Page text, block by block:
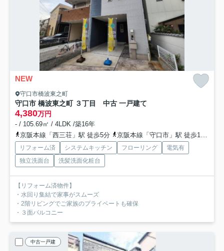
NEW
守口市橋波東之町
守口市 橋波東之町 ３丁目 中古 一戸建て
4,380万円
- / 105.69㎡ / 4LDK /築16年
京阪本線「西三荘」駅 徒歩5分
京阪本線「守口市」駅 徒歩12分
リフォーム済 システムキッチン フローリング
電気有
独立洗面台
洗髪洗面化粧台
【リフォーム済物件】
・水回り集結で家事がスムーズ
・2階リビングでご家族のプライベートも確保
・３面バルコニー
中古一戸建